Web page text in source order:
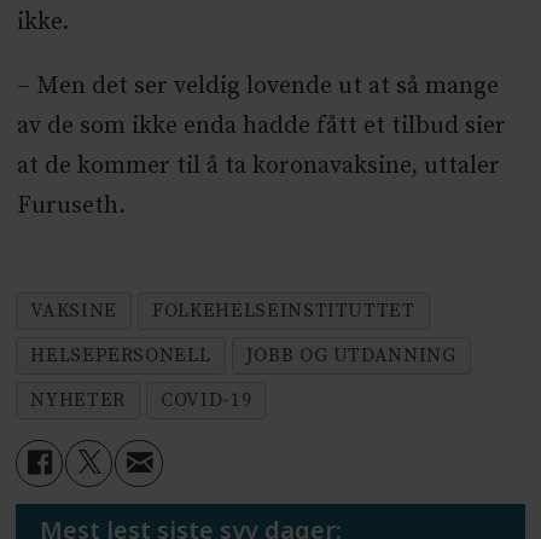
ikke.
– Men det ser veldig lovende ut at så mange
av de som ikke enda hadde fått et tilbud sier
at de kommer til å ta koronavaksine, uttaler
Furuseth.
VAKSINE
FOLKEHELSEINSTITUTTET
HELSEPERSONELL
JOBB OG UTDANNING
NYHETER
COVID-19
Mest lest siste syv dager: